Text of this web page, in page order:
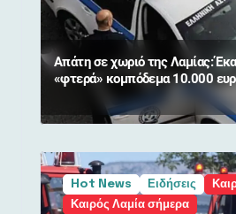
Απάτη σε χωριό της Λαμίας:
«φτερά» κομπόδεμα 10.000
Hot News Ειδήσεις
Καιρός Λαμία σήμερα